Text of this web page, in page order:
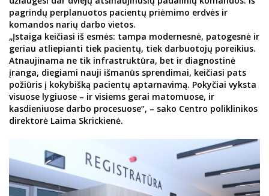
pagrindų perplanuotos pacientų priėmimo erdvės ir
komandos narių darbo vietos.
„Įstaiga keičiasi iš esmės: tampa modernesnė, patogesnė ir
geriau atliepianti tiek pacientų, tiek darbuotojų poreikius.
Atnaujinama ne tik infrastruktūra, bet ir diagnostinė
įranga, diegiami nauji išmanūs sprendimai, keičiasi pats
požiūris į kokybišką pacientų aptarnavimą. Pokyčiai vyksta
visuose lygiuose – ir visiems gerai matomuose, ir
kasdieniuose darbo procesuose“, – sako Centro poliklinikos
direktorė Laima Skrickienė.